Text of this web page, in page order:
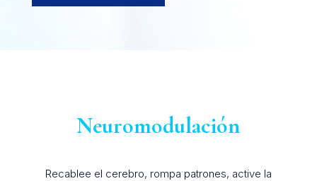
Neuromodulación
Recablee el cerebro, rompa patrones, active la